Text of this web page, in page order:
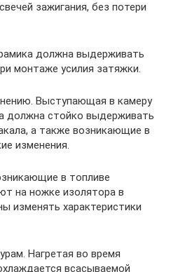
зажигания, без потери
должна выдерживать
монтаже усилия затяжки.
Выступающая в камеру
должна стойко выдерживать
а также возникающие в
изменения.
в топливе
на ножке изолятора в
изменять характеристики
Нагретая во время
всасываемой